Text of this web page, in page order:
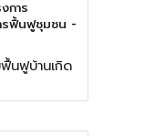
การ
รฟื้นฟูชุมชน -
นฟูบ้านเกิด